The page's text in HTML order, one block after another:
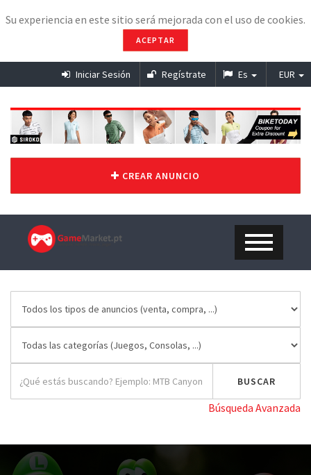
Su experiencia en este sitio será mejorada con el uso de cookies.
ACEPTAR
Iniciar Sesión Regístrate Es EUR
CREAR ANUNCIO
Búsqueda Avanzada